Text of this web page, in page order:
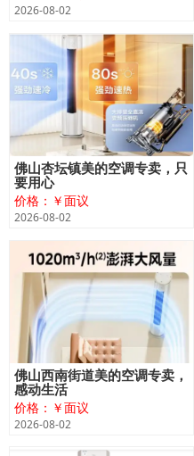
2026-08-02
佛山杏坛镇美的空调专卖，只
要用心
价格：￥面议
2026-08-02
佛山西南街道美的空调专卖，
感动生活
价格：￥面议
2026-08-02